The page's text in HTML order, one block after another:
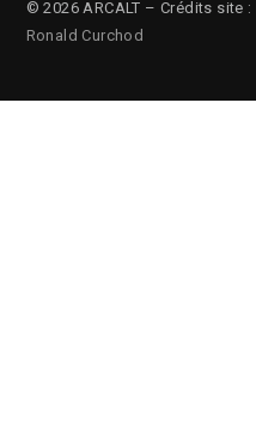
© 2026 ARCALT – Crédits site :
Ronald Curchod